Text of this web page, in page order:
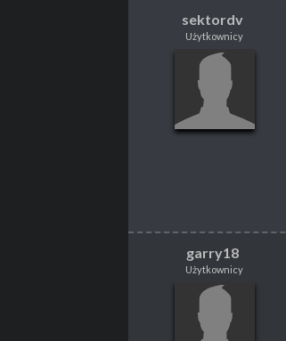
sektordv
Użytkownicy
garry18
garry18
Użytkownicy